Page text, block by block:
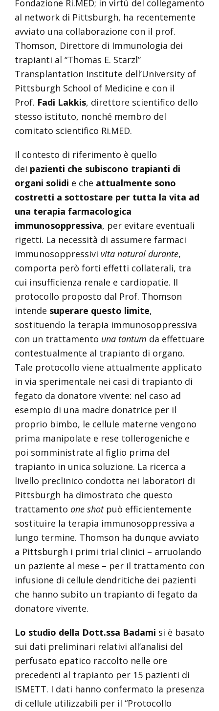
Fondazione Ri.MED; in virtù del collegamento
al network di Pittsburgh, ha recentemente
avviato una collaborazione con il prof.
Thomson, Direttore di Immunologia dei
trapianti al “Thomas E. Starzl”
Transplantation Institute dell’University of
Pittsburgh School of Medicine e con il
Prof. Fadi Lakkis, direttore scientifico dello
stesso istituto, nonché membro del
comitato scientifico Ri.MED.
Il contesto di riferimento è quello
dei pazienti che subiscono trapianti di
organi solidi e che attualmente sono
costretti a sottostare per tutta la vita ad
una terapia farmacologica
immunosoppressiva, per evitare eventuali
rigetti. La necessità di assumere farmaci
immunosoppressivi vita natural durante,
comporta però forti effetti collaterali, tra
cui insufficienza renale e cardiopatie. Il
protocollo proposto dal Prof. Thomson
intende superare questo limite,
sostituendo la terapia immunosoppressiva
con un trattamento una tantum da effettuare
contestualmente al trapianto di organo.
Tale protocollo viene attualmente applicato
in via sperimentale nei casi di trapianto di
fegato da donatore vivente: nel caso ad
esempio di una madre donatrice per il
proprio bimbo, le cellule materne vengono
prima manipolate e rese tollerogeniche e
poi somministrate al figlio prima del
trapianto in unica soluzione. La ricerca a
livello preclinico condotta nei laboratori di
Pittsburgh ha dimostrato che questo
trattamento one shotpuò efficientemente
sostituire la terapia immunosoppressiva a
lungo termine. Thomson ha dunque avviato
a Pittsburgh i primi trial clinici – arruolando
un paziente al mese – per il trattamento con
infusione di cellule dendritiche dei pazienti
che hanno subito un trapianto di fegato da
donatore vivente.
Lo studio della Dott.ssa Badami si è basato
sui dati preliminari relativi all’analisi del
perfusato epatico raccolto nelle ore
precedenti al trapianto per 15 pazienti di
ISMETT. I dati hanno confermato la presenza
di cellule utilizzabili per il “Protocollo